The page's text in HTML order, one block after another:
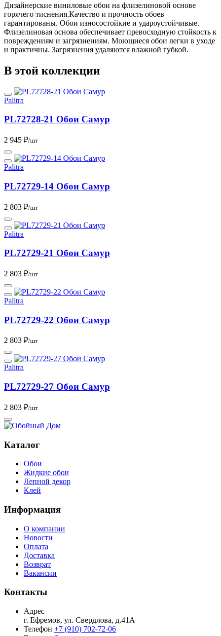
Дизайнерские виниловые обои на флизелиновой основе
горячего тиснения.Качество и прочность обоев
гарантированы. Обои износостойкие и удароустойчивые.
Флизелиновая основа обеспечивает превосходную стойкость к
повреждениям и загрязнениям. Моющиеся обои легки в уходе
и практичны. Загрязнения удаляются влажной губкой.
В этой коллекции
Palitra
PL72728-21 Обои Самур
2 945 ₽/шт
Palitra
PL72729-14 Обои Самур
2 803 ₽/шт
Palitra
PL72729-21 Обои Самур
2 803 ₽/шт
Palitra
PL72729-22 Обои Самур
2 803 ₽/шт
Palitra
PL72729-27 Обои Самур
2 803 ₽/шт
Каталог
Обои
Жидкие обои
Лепной декор
Клей
Информация
О компании
Новости
Оплата
Доставка
Возврат
Вакансии
Контакты
Адрес
г. Ефремов, ул. Свердлова, д.41А
Телефон +7 (910) 702-72-06